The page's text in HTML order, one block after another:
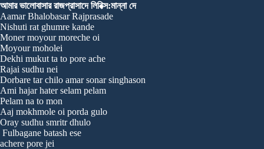
আমার ভালোবাসার রাজপ্রাসাদে লিরিক্স:মান্না দে
Aamar Bhalobasar Rajprasade
Nishuti rat ghumre kande
Moner moyour moreche oi
Moyour moholei
Dekhi mukut ta to pore ache
Rajai sudhu nei
Dorbare tar chilo amar sonar singhason
Ami hajar hater selam pelam
Pelam na to mon
Aaj mokhmole oi porda gulo
Oray sudhu smritr dhulo
Fulbagane batash ese
achere pore jei